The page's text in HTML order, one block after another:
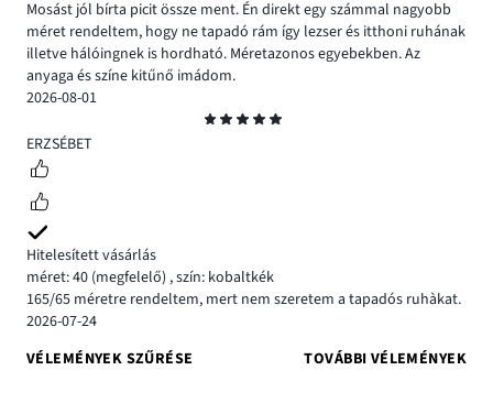
Mosást jól bírta picit össze ment. Én direkt egy számmal nagyobb
méret rendeltem, hogy ne tapadó rám így lezser és itthoni ruhának
illetve hálóingnek is hordható. Méretazonos egyebekben. Az
anyaga és színe kitűnő imádom.
2026-08-01
5
ERZSÉBET
Hitelesített vásárlás
méret: 40 (megfelelő) ,szín: kobaltkék
165/65 méretre rendeltem, mert nem szeretem a tapadós ruhàkat.
2026-07-24
VÉLEMÉNYEK SZŰRÉSE
TOVÁBBI VÉLEMÉNYEK